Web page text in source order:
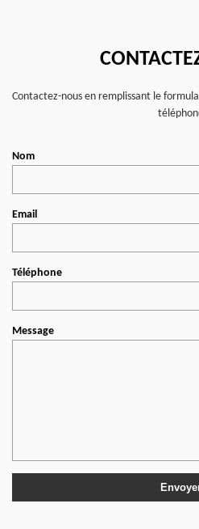
Contactez-nous en remplissant le
Nom
Email
Téléphone
Message